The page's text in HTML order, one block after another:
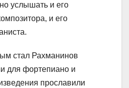
услышать и его
и его
стал Рахманинов
для фортепиано и
прославили